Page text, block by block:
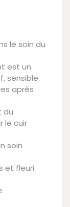
le soin du
est un
sensible.
après
du
le cuir
soin
et fleuri